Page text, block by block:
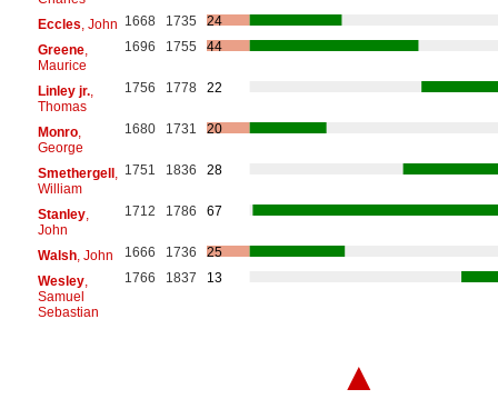
Eccles , John 1668 1735
24
Greene,
Maurice
1696 1755 44
Linley jr.,
Thomas
1756 1778 22
Monro,
George
1680 1731 20
Smethergell,
William
1751 1836 28
Stanley,
John
1712 1786 67
Walsh, John 1666 1736
25
Wesley,
Samuel
Sebastian
1766 1837 13
▲